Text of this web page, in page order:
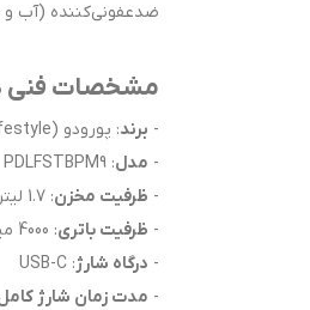
ضدعفونی‌کننده (آب و
مشخصات فنی
- برند: پورودو (Porodo Lifestyle)
- مدل: PDLFSTBPM9
- ظرفیت مخزن: 1.7 لیتر
- ظرفیت باتری: 4000 میلی‌آمپر ساعت (شارژی)
- درگاه شارژ: USB-C
- مدت زمان شارژ